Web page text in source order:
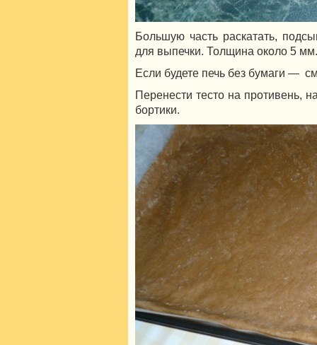
Большую часть раскатать,
для выпечки. Толщина около 5 мм.
Если будете печь без бумаги —
Перенести тесто на противень,
бортики.